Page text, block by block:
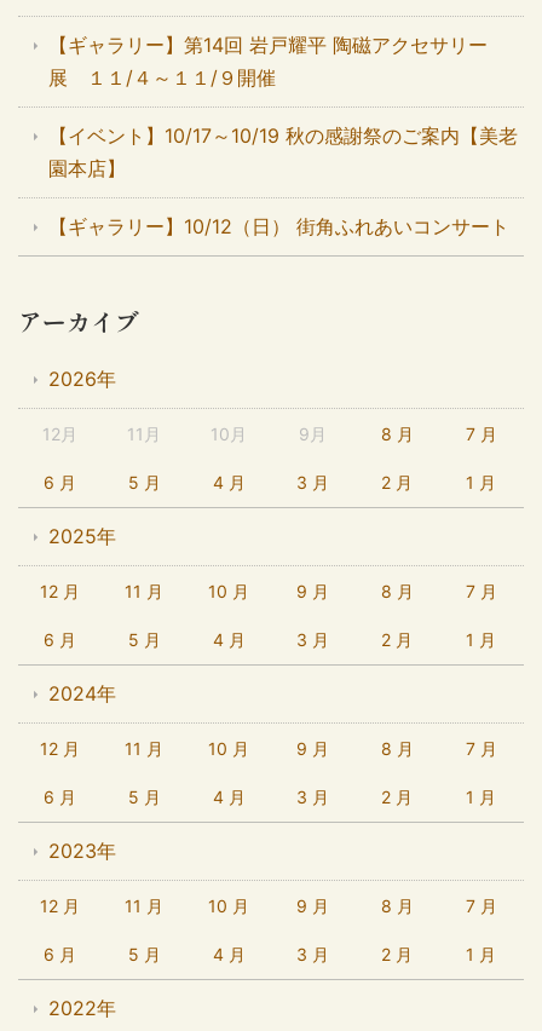
【ギャラリー】第14回 岩戸耀平 陶磁アクセサリー
展 １１/４～１１/９開催
【イベント】10/17～10/19 秋の感謝祭のご案内【美老
園本店】
【ギャラリー】10/12（日） 街角ふれあいコンサート
アーカイブ
2026年
12月 11月 10月 9月 8 月 7 月
6 月 5 月 4 月 3 月 2 月 1 月
2025年
12 月 11 月 10 月 9 月 8 月 7 月
6 月 5 月 4 月 3 月 2 月 1 月
2024年
12 月 11 月 10 月 9 月 8 月 7 月
6 月 5 月 4 月 3 月 2 月 1 月
2023年
12 月 11 月 10 月 9 月 8 月 7 月
6 月 5 月 4 月 3 月 2 月 1 月
2022年